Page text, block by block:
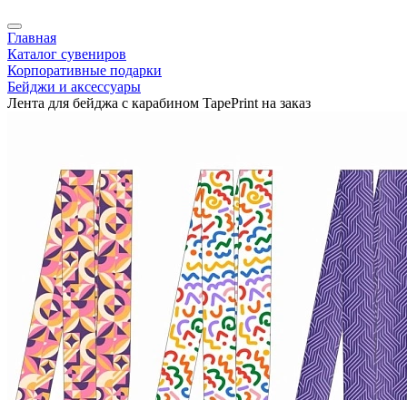
Главная
Каталог сувениров
Корпоративные подарки
Бейджи и аксессуары
Лента для бейджа с карабином TapePrint на заказ